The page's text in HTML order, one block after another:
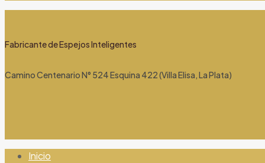
Fabricante de Espejos Inteligentes
Camino Centenario N° 524 Esquina 422 (Villa Elisa, La Plata)
Inicio